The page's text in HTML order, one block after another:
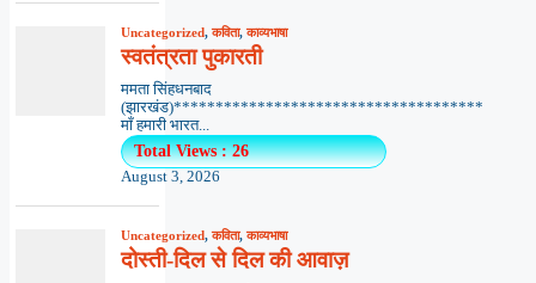
Uncategorized,कविता,काव्यभाषा
स्वतंत्रता पुकारती
ममता सिंहधनबाद
(झारखंड)*************************************
माँ हमारी भारत...
Total Views : 26
August 3, 2026
Uncategorized,कविता,काव्यभाषा
दोस्ती-दिल से दिल की आवाज़